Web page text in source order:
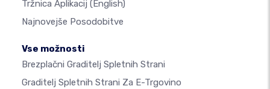
Tržnica Aplikacij (English)
Najnovejše Posodobitve
Vse možnosti
Brezplačni Graditelj Spletnih Strani
Graditelj Spletnih Strani Za E-Trgovino